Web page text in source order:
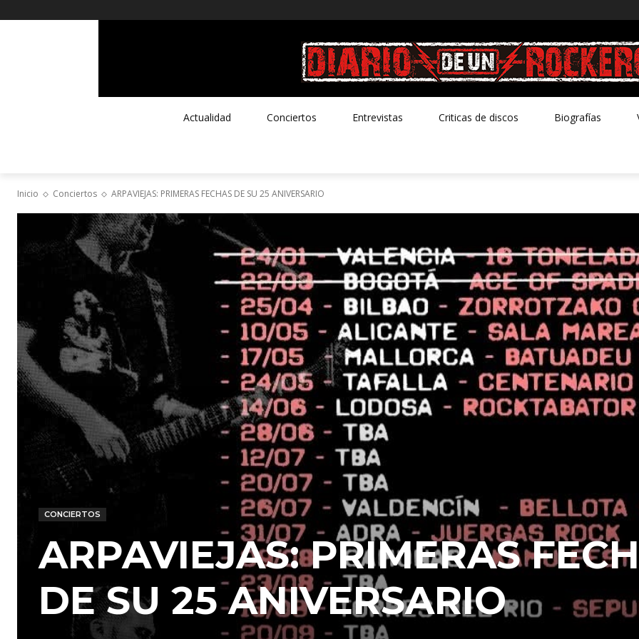
Actualidad Conciertos Entrevistas Criticas de discos Biografías
Inicio Conciertos ARPAVIEJAS: PRIMERAS FECHAS DE SU 25 ANIVERSARIO
CONCIERTOS
ARPAVIEJAS: PRIMERAS
DE SU 25 ANIVERSARIO